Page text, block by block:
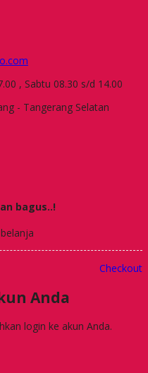
, Sabtu 08.30 s/d 14.00
- Tangerang Selatan
bagus..!
Checkout
Anda
login ke akun Anda.